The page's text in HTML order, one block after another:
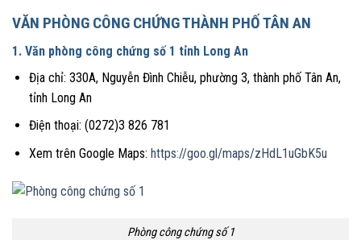
VĂN PHÒNG CÔNG CHỨNG THÀNH PHỐ TÂN AN
1. Văn phòng công chứng số 1 tỉnh Long An
Địa chỉ: 330A, Nguyễn Đình Chiễu, phường 3, thành phố Tân An,
tỉnh Long An
Điện thoại: (0272)3 826 781
Xem trên Google Maps: https://goo.gl/maps/zHdL1uGbK5u
Phòng công chứng số 1